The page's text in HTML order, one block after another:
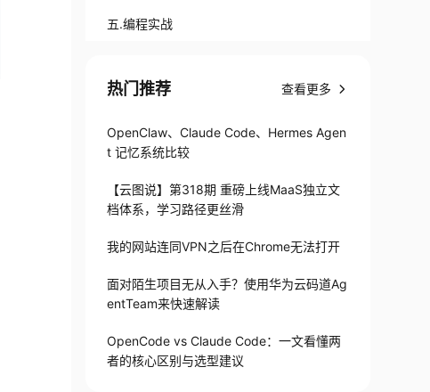
五.编程实战
热门推荐 查看更多
OpenClaw、Claude Code、Hermes Agen
t 记忆系统比较
【云图说】第318期 重磅上线MaaS独立文
档体系，学习路径更丝滑
我的网站连同VPN之后在Chrome无法打开
面对陌生项目无从入手？使用华为云码道Ag
entTeam来快速解读
OpenCode vs Claude Code：一文看懂两
者的核心区别与选型建议